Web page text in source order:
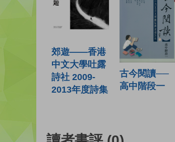
郊遊——香港
中文大學吐露
詩社 2009-
2013年度詩集
古今閱讀──
高中階段一